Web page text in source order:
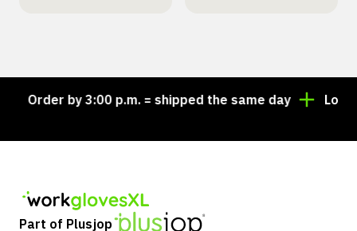
Order by 3:00 p.m. = shipped the same day Looking
Part of Plusjop